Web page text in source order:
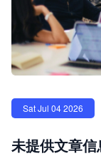
Sat Jul 04 2026
未提供文章信